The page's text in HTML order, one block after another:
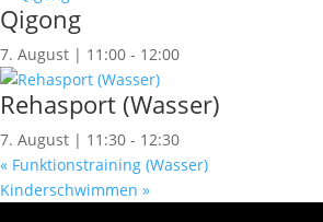
Qigong
7. August | 11:00 - 12:00
Rehasport (Wasser)
7. August | 11:30 - 12:30
« Funktionstraining (Wasser)
Kinderschwimmen »